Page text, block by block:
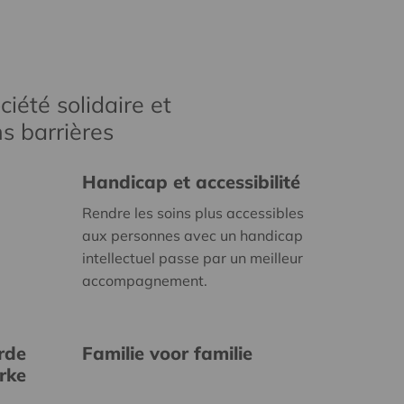
solidaire et
barrières
Handicap et accessibilité
Rendre les soins plus accessibles
aux personnes avec un handicap
intellectuel passe par un meilleur
accompagnement.
Familie voor familie